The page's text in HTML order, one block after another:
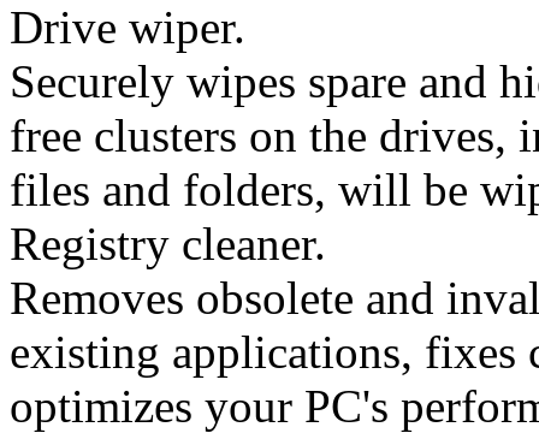
Drive wiper.
Securely wipes spare and
free clusters on the drives,
files and folders, will be
Registry cleaner.
Removes obsolete and
existing applications, fixes
optimizes your PC's